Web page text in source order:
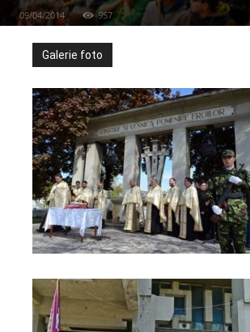
09/04/2014 957
Galerie foto